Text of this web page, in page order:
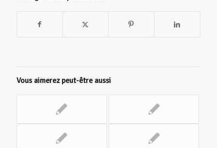
Vous aimerez peut-être aussi